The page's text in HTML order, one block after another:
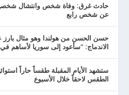
حادث غرق: وفاة شخص وانتشال
عن شخص رابع
حسن الحسن من هولندا وهو مثال
الاندماج: “سأعود إلى سوريا لأساهم في
ستشهد الأيام المقبلة طقساً حاراً
الطقس لاحقاً خلال الأسبوع